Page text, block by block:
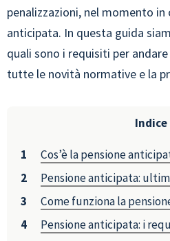
penalizzazioni, nel momento in
anticipata. In questa guida
quali sono i requisiti per
tutte le novità normative e la
Indice
Cos’è la pensione
Pensione anticipata:
Come funziona la
Pensione anticipata: i